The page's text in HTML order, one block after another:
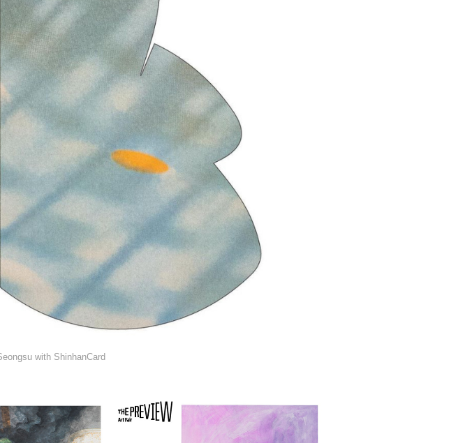
with ShinhanCard